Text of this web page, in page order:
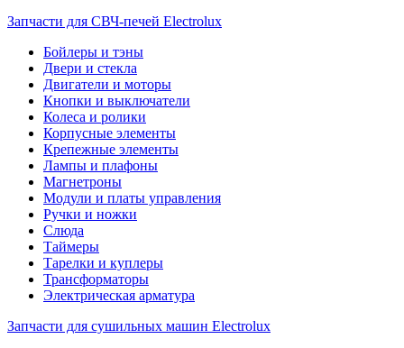
Запчасти для СВЧ-печей Electrolux
Бойлеры и тэны
Двери и стекла
Двигатели и моторы
Кнопки и выключатели
Колеса и ролики
Корпусные элементы
Крепежные элементы
Лампы и плафоны
Магнетроны
Модули и платы управления
Ручки и ножки
Слюда
Таймеры
Тарелки и куплеры
Трансформаторы
Электрическая арматура
Запчасти для сушильных машин Electrolux